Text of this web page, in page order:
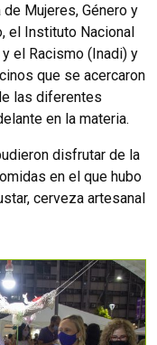
Mujeres, Género y
el Instituto Nacional
el Racismo (Inadi) y
que se acercaron
las diferentes
en la materia.
disfrutar de la
en el que hubo
cerveza artesanal